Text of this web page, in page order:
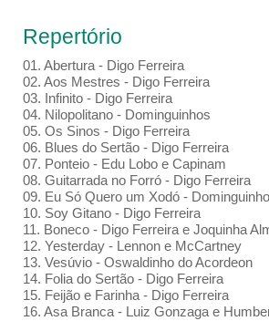
Repertório
01. Abertura - Digo Ferreira
02. Aos Mestres - Digo Ferreira
03. Infinito - Digo Ferreira
04. Nilopolitano - Dominguinhos
05. Os Sinos - Digo Ferreira
06. Blues do Sertão - Digo Ferreira
07. Ponteio - Edu Lobo e Capinam
08. Guitarrada no Forró - Digo Ferreira
09. Eu Só Quero um Xodó -
10. Soy Gitano - Digo Ferreira
11. Boneco - Digo Ferreira e Joquinha
12. Yesterday - Lennon e McCartney
13. Vesúvio - Oswaldinho do Acordeon
14. Folia do Sertão - Digo Ferreira
15. Feijão e Farinha - Digo Ferreira
16. Asa Branca - Luiz Gonzaga e